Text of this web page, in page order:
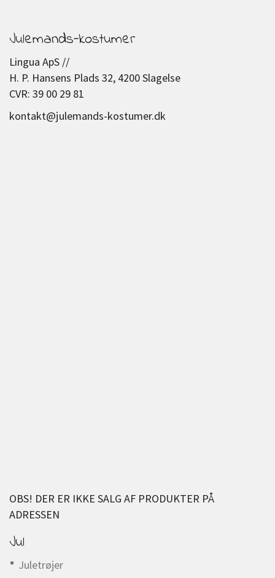
Julemands-kostumer
Lingua ApS //
H. P. Hansens Plads 32, 4200 Slagelse
CVR: 39 00 29 81
kontakt@julemands-kostumer.dk
OBS! DER ER IKKE SALG AF PRODUKTER PÅ
ADRESSEN
Jul
Juletrøjer